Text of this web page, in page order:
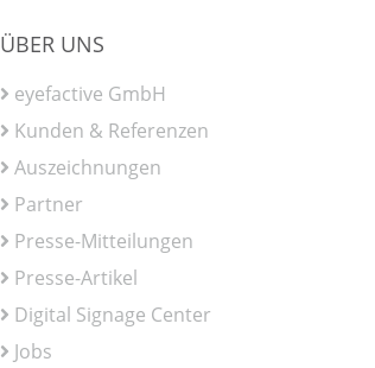
ÜBER UNS
eyefactive GmbH
Kunden & Referenzen
Auszeichnungen
Partner
Presse-Mitteilungen
Presse-Artikel
Digital Signage Center
Jobs